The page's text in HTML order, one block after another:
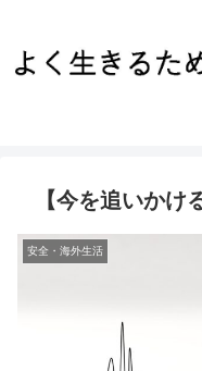
【今を追いか
安全・海外生活